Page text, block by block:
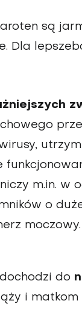
są
Dla
m.in. w
o
do
i